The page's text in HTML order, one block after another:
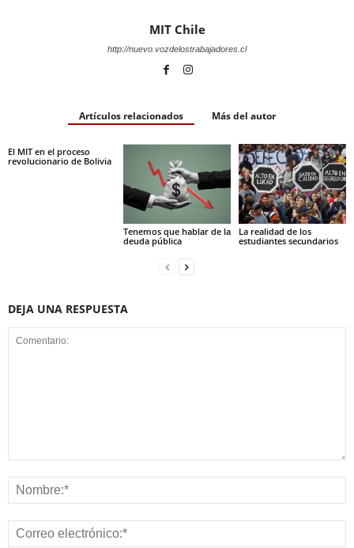
MIT Chile
http://nuevo.vozdelostrabajadores.cl
Artículos relacionados Más del autor
El MIT en el proceso
revolucionario de Bolivia
Tenemos que hablar de la
deuda pública
La realidad de los
estudiantes secundarios
DEJA UNA RESPUESTA